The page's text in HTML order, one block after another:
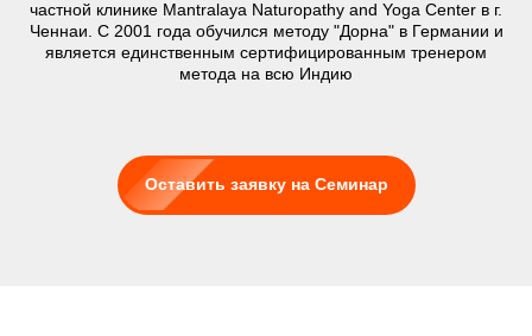
частной клинике Mantralaya Naturopathy and Yoga Center в г.
Ченнаи. С 2001 года обучился методу "Дорна" в Германии и
является единственным сертифицированным тренером
метода на всю Индию
Оставить заявку на Семинар